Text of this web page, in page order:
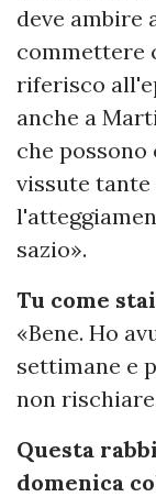
deve ambire
commettere
riferisco
anche a
che
vissute
sazio».
Tu come
«Bene. Ho
settimane e
non
Questa
domenica